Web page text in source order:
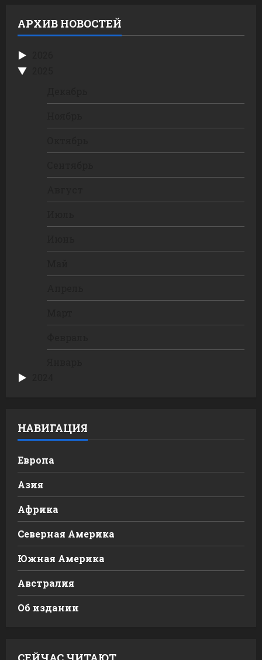
АРХИВ НОВОСТЕЙ
НАВИГАЦИЯ
Европа
Азия
Африка
Северная Америка
Южная Америка
Австралия
Об издании